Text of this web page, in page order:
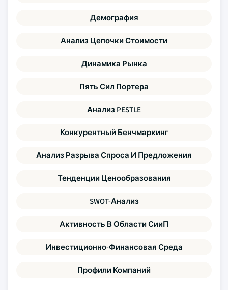
Демография
Анализ Цепочки Стоимости
Динамика Рынка
Пять Сил Портера
Анализ PESTLE
Конкурентный Бенчмаркинг
Анализ Разрыва Спроса И Предложения
Тенденции Ценообразования
SWOT-Анализ
Активность В Области СииП
Инвестиционно-Финансовая Среда
Профили Компаний